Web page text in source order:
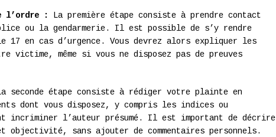
l’ordre :
La première étape consiste à prendre contact
ou la gendarmerie. Il est possible de s’y rendre
17 en cas d’urgence. Vous devrez alors expliquer les
victime, même si vous ne disposez pas de preuves
seconde étape consiste à rédiger votre plainte en
dont vous disposez, y compris les indices ou
incriminer l’auteur présumé. Il est important de décrire
sans ajouter de commentaires personnels.